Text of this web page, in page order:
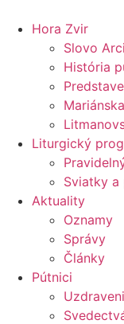
Hora Zvir
Slovo
História
Liturgický
Sviatky a
Aktuality
Oznamy
Správy
Články
Pútnici